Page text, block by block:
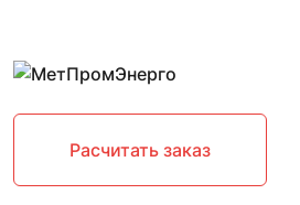
AX4D-500B-H5L
AX4E-200B-H5Z
AX4E-250B-H5Z
Расчитать заказ